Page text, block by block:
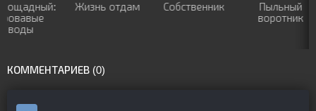
Жизнь отдам Собственник
Пыльный
Кузей
КОММЕНТАРИЕВ (0)